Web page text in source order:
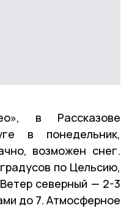
в Рассказове
в понедельник,
возможен снег.
по Цельсию,
северный — 2-3
до 7. Атмосферное